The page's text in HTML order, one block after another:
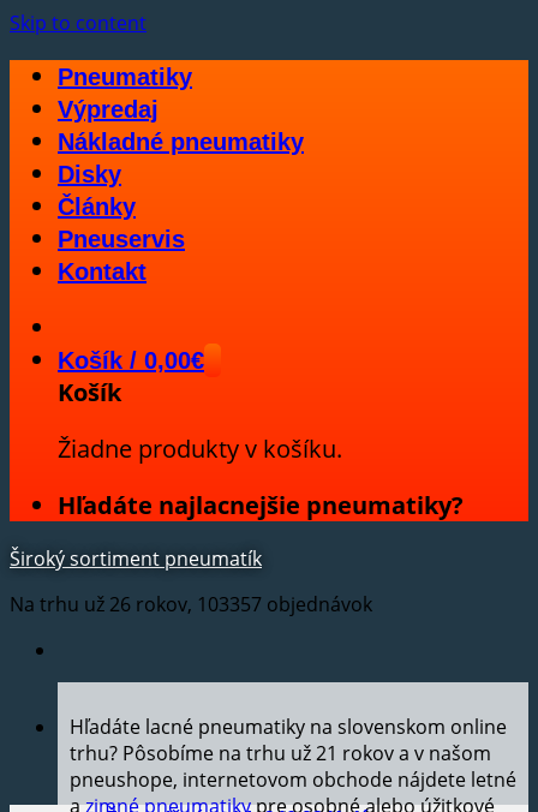
Skip to content
Pneumatiky
Výpredaj
Nákladné pneumatiky
Disky
Články
Pneuservis
Kontakt
Košík / 0,00€
Košík
Žiadne produkty v košíku.
Hľadáte najlacnejšie pneumatiky?
Široký sortiment pneumatík
Na trhu už 26 rokov, 103357 objednávok
Hľadáte lacné pneumatiky na slovenskom online
trhu? Pôsobíme na trhu už 21 rokov a v našom
pneushope, internetovom obchode nájdete letné
azimné pneumatikypre osobné alebo úžitkové